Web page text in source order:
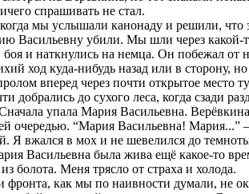
спрашивать не стал.
мы услышали канонаду и решили, что
Васильевну убили. Мы шли через какой-
боя и наткнулись на немца. Он побежал
ход куда-нибудь назад или в сторону,
вперед через почти открытое место
добрались до сухого леса, когда сзади
упала Мария Васильевна.
очередью. “Мария Васильевна! Мария...”
Я вжался в мох и не шевелился до
Васильевна была жива ещё какое-то
болота. Меня трясло от страха и холода.
как мы по наивности думали, не